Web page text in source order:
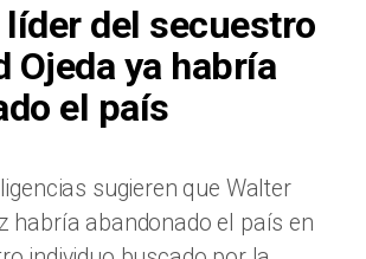
del secuestro
Ojeda ya habría
el país
sugieren que Walter
habría abandonado el país en